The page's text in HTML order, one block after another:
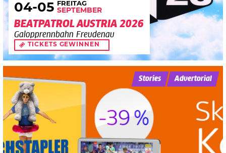
04-05 FREITAG
SEPTEMBER
BEATPATROL AUSTRIA 2026
Galopprennbahn Freudenau
TICKETS GEWINNEN
Stories Advertorial